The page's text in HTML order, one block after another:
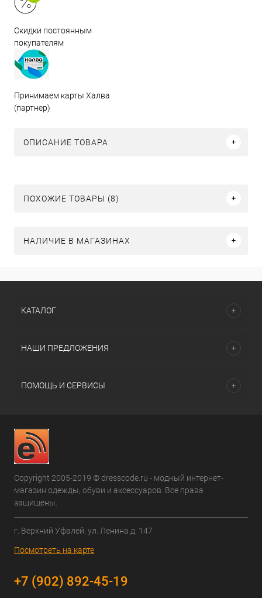
Скидки постоянным
покупателям
Принимаем карты Халва
(партнер)
ОПИСАНИЕ ТОВАРА
ПОХОЖИЕ ТОВАРЫ (8)
НАЛИЧИЕ В МАГАЗИНАХ
КАТАЛОГ
НАШИ ПРЕДЛОЖЕНИЯ
ПОМОЩЬ И СЕРВИСЫ
Copyright 2005-2019 © dresscode.ru - модный интернет-
магазин одежды, обуви и аксессуаров. Все права
защищены.
г. Верхний Уфалей. ул. Ленина д. 147
Посмотреть на карте
+7 (902) 892-45-19